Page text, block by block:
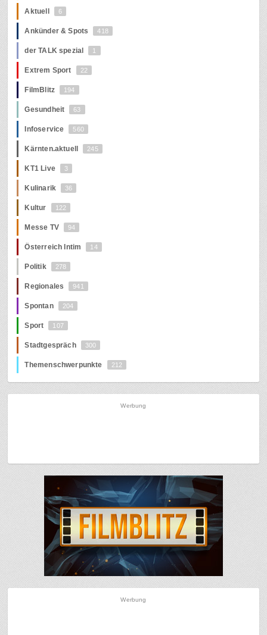
Aktuell 6
Ankünder & Spots 418
der TALK spezial 1
Extrem Sport 22
FilmBlitz 194
Gesundheit 63
Infoservice 560
Kärnten.aktuell 245
KT1 Live 3
Kulinarik 36
Kultur 122
Messe TV 94
Österreich Intim 14
Politik 278
Regionales 941
Spontan 204
Sport 107
Stadtgespräch 300
Themenschwerpunkte 212
Werbung
Werbung